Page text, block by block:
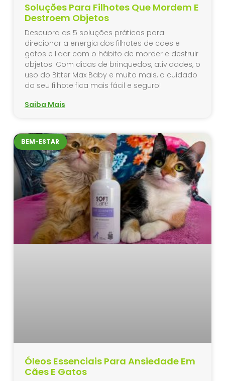
Soluções Para Filhotes Que Mordem E
Destroem Objetos
Descubra as 5 soluções práticas para
direcionar a energia dos filhotes de cães e
gatos e lidar com o hábito de morder e destruir
objetos. Com dicas de brinquedos, atividades, o
uso do Bitter Max Baby e muito mais, o cuidado
do seu filhote fica mais fácil e seguro!
Saiba Mais
BEM-ESTAR
Óleos Essenciais Para Ansiedade Em
Cães E Gatos